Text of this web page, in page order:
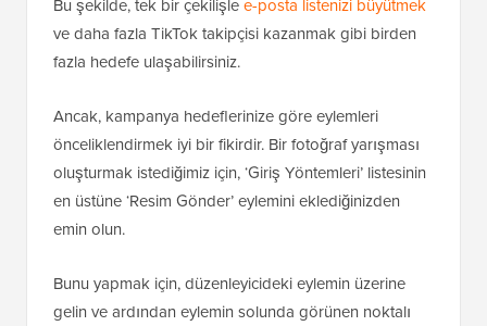
Bu şekilde, tek bir çekilişlee-posta listenizi büyütmek
ve daha fazla TikTok takipçisi kazanmak gibi birden
fazla hedefe ulaşabilirsiniz.
Ancak, kampanya hedeflerinize göre eylemleri
önceliklendirmek iyi bir fikirdir. Bir fotoğraf yarışması
oluşturmak istediğimiz için, ‘Giriş Yöntemleri’ listesinin
en üstüne ‘Resim Gönder’ eylemini eklediğinizden
emin olun.
Bunu yapmak için, düzenleyicideki eylemin üzerine
gelin ve ardından eylemin solunda görünen noktalı